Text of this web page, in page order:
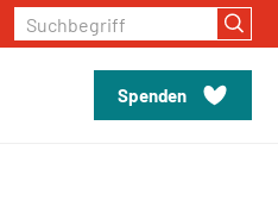
Spenden
Suchbegriff